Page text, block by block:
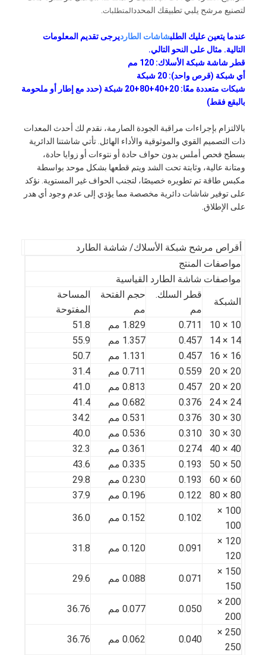
منزل
حول بنا
جولة في المعمل
ضبط الجودة
اتصل بنا
أخبار
لتصنيع مرشح يلبي تطبيقك المحدد المتطلبات.
عندما يتعين عليك الطلبشاشات الطارديرجى تقديم المعلومات
التالية. مثال على النحو التالي.
قطر شاشة شبكة الأسلاك: 120 مم
أي شبكة (قرص واحد): 20 شبكة
شبكات متعددة معًا: 20+40+80+20 شبكة (حدد مع إطار أو ملحومة
بالبقع فقط)
بالالتزام بإجراءات مراقبة الجودة الصارمة، نقدم لك أحدث المعدات
ذات التصميم القوي والموثوقية والأداء الهائل. تأتي شاشتنا الدائرية
بسطح فحص أملس بدون حواف حادة أو نتوءات أو زوايا حادة،
ومتانة عالية، وثابتة تحت الشد ويتم قطعها بشكل موحد بواسطة
مكبس طاقة تم تطويره خصيصًا، لتجنب الحواف غير المستوية. نؤكد
على توفير شاشات دائرية مخصصة مما يؤدي إلى عدم وجود أي هدر
على الإطلاق.
أقراص مرشح شبكة الأسلاك/ شاشة الطارد
مواصفات المنتج
مواصفات شاشة الطارد القياسية
الشبكة
قطر السلك.
مم
حجم الفتحة
مم
المساحة
المفتوحة
10 × 10
0.711 1.829 مم
51.8
14 × 14
0.457 1.357 مم
55.9
16 × 16
0.457 1.131 مم
50.7
20 × 20
0.559 0.711 مم
31.4
20 × 20
0.457 0.813 مم
41.0
24 × 24
0.376 0.682 مم
41.4
30 × 30
0.376 0.531 مم
34.2
30 × 30
0.310 0.536 مم
40.0
40 × 40
0.274 0.361 مم
32.3
50 × 50
0.193 0.335 مم
43.6
60 × 60
0.193 0.230 مم
29.8
80 × 80
0.122 0.196 مم
37.9
100 ×
100
0.102 0.152 مم 36.0
120 ×
120
0.091 0.120 مم 31.8
150 ×
150
0.071 0.088 مم 29.6
200 ×
200
0.050 0.077 مم 36.76
250 ×
250
0.040 0.062 مم 36.76